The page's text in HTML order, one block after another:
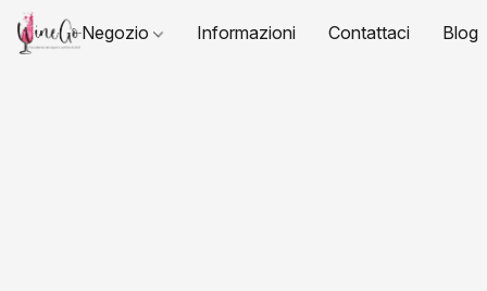
Negozio Informazioni Contattaci Blog